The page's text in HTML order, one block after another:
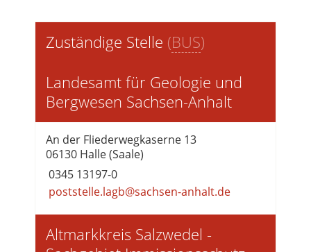
Zuständige Stelle (BUS)
Landesamt für Geologie und
Bergwesen Sachsen-Anhalt
An der Fliederwegkaserne 13
06130 Halle (Saale)
0345 13197-0
poststelle.lagb@sachsen-anhalt.de
Altmarkkreis Salzwedel -